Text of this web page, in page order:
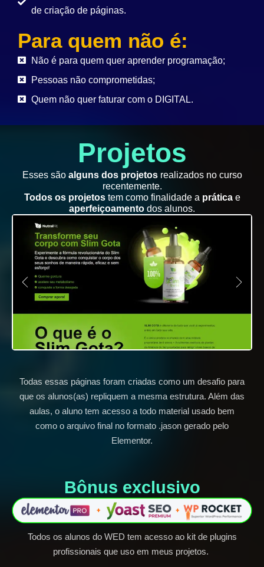
de criação de páginas.
Para quem não é:
Não é para quem quer aprender programação;
Pessoas não comprometidas;
Quem não quer faturar com o DIGITAL.
Projetos
Esses sãoalguns dos projetosrealizados no curso
recentemente.
Todos os projetos tem como finalidade a prática e
aperfeiçoamento dos alunos.
Todas essas páginas foram criadas como um desafio para
que os alunos(as) repliquem a mesma estrutura. Além das
aulas, o aluno tem acesso a todo material usado bem
como o arquivo final no formato .jason gerado pelo
Elementor.
Bônus exclusivo​
Todos os alunos do WED tem acesso ao kit de plugins
profissionais que uso em meus projetos.